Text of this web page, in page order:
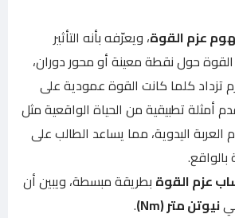
عزم القوة، ويعرّفه بأنه التأثير
القوة حول نقطة معينة أو محور دوران،
تزداد كلما كانت القوة عمودية على
أمثلة تطبيقية من الحياة الواقعية مثل
العربة اليدوية، مما يساعد الطالب على
بالواقع.
عزم القوة بطريقة مبسطة، ويبين أن
نيوتن متر (Nm)
.